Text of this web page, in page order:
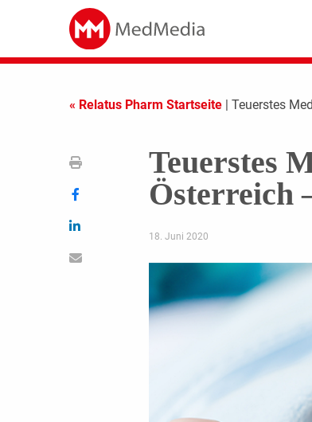
« Relatus Pharm Startseite | Teuerstes
Teuerstes
Österreich
18. Juni 2020